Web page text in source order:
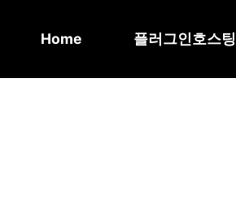
Home 플러그인호스팅